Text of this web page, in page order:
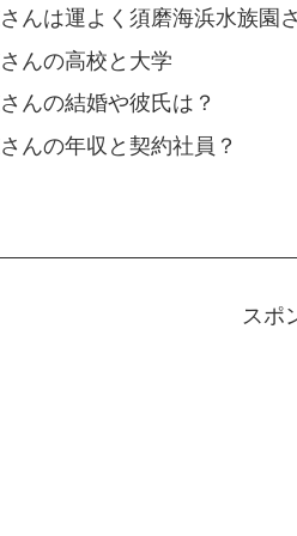
んは運よく須磨海浜水族園
んの高校と大学
んの結婚や彼氏は？
んの年収と契約社員？
スポ